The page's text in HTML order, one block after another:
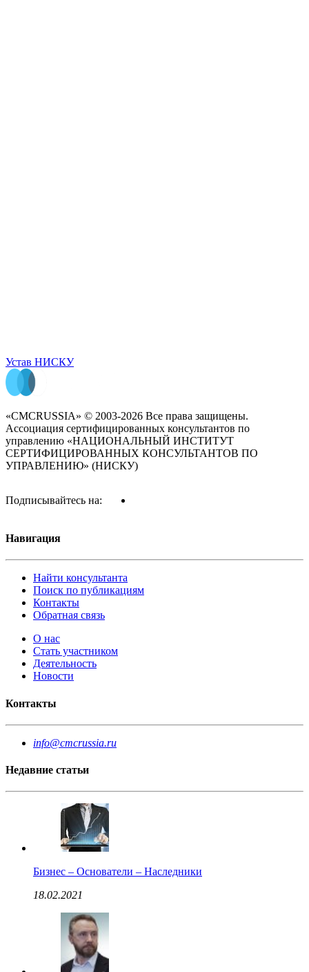
Устав НИСКУ
«CMCRUSSIA» © 2003-2026 Все права защищены.
Ассоциация сертифицированных консультантов по
управлению «НАЦИОНАЛЬНЫЙ ИНСТИТУТ
СЕРТИФИЦИРОВАННЫХ КОНСУЛЬТАНТОВ ПО
УПРАВЛЕНИЮ» (НИСКУ)
Подписывайтесь на:
Навигация
Найти консультанта
Поиск по публикациям
Контакты
Обратная связь
О нас
Стать участником
Деятельность
Новости
Контакты
info@cmcrussia.ru
Недавние статьи
Бизнес – Основатели – Наследники
18.02.2021